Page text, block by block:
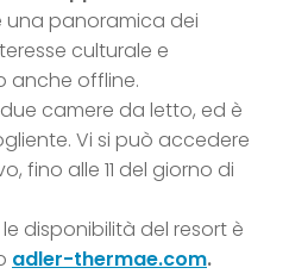
una panoramica dei
culturale e
anche offline.
camere da letto, ed è
Vi si può accedere
fino alle 11 del giorno di
disponibilità del resort è
adler-thermae.com.